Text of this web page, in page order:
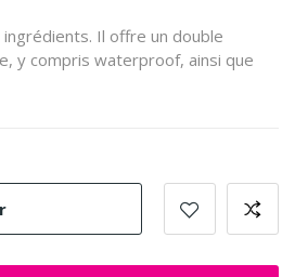
Il offre un double
y compris waterproof, ainsi que